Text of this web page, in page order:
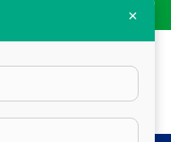
DIAS ÚTEIS
×